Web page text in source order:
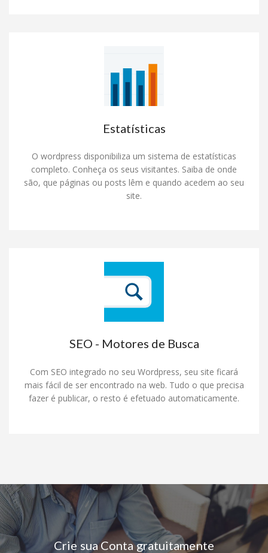
Estatísticas
O wordpress disponibiliza um sistema de estatísticas
completo. Conheça os seus visitantes. Saiba de onde
são, que páginas ou posts lêm e quando acedem ao seu
site.
SEO - Motores de Busca
Com SEO integrado no seu Wordpress, seu site ficará
mais fácil de ser encontrado na web. Tudo o que precisa
fazer é publicar, o resto é efetuado automaticamente.
Crie sua Conta gratuitamente